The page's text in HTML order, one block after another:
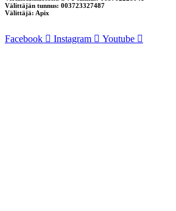
Välittäjän tunnus: 003723327487
Välittäjä: Apix
Facebook Instagram Youtube